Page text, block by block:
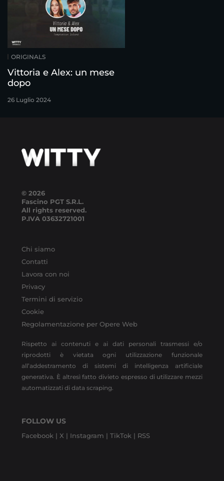
ORIGINALS
Vittoria e Alex: un mese
dopo
26 Luglio 2024
© 2026
Fascino PGT S.R.L.
All rights reserved.
P.IVA 03632721001
Chi siamo
Contatti
Lavora con noi
Privacy
Termini di servizio
Cookie
Regolamentazione per Opere Web
Rispetto ai contenuti e ai dati personali trasmessi e/o
riprodotti è vietata ogni utilizzazione funzionale
all’addestramento di sistemi di intelligenza artificiale
generativa. È altresì fatto divieto espresso di utilizzare mezzi
automatizzati di data scraping.
FOLLOW US
Facebook | X | Instagram | TikTok | RSS